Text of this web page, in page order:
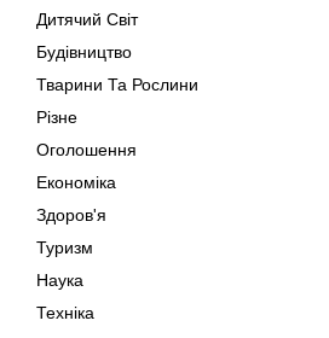
Дитячий Світ
Будівництво
Тварини Та Рослини
Різне
Оголошення
Економіка
Здоров'я
Туризм
Наука
Техніка